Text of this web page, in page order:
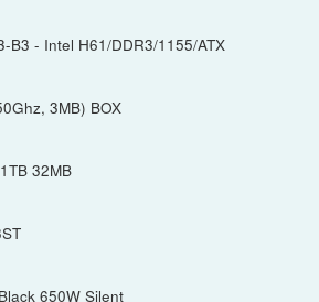
B3 - Intel H61/DDR3/1155/ATX
3MB) BOX
32MB
650W Silent